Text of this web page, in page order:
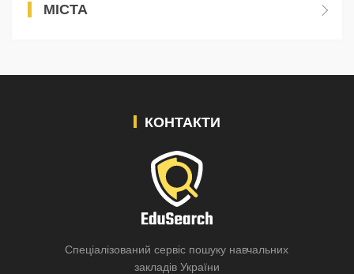
МІСТА
КОНТАКТИ
Спеціалізований сервіс пошуку навчальних
закладів України